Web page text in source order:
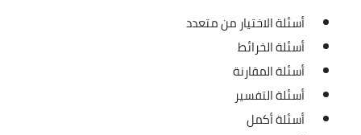
أسئلة الاختيار من متعدد
أسئلة الخرائط
أسئلة المقارنة
أسئلة التفسير
أسئلة أكمل